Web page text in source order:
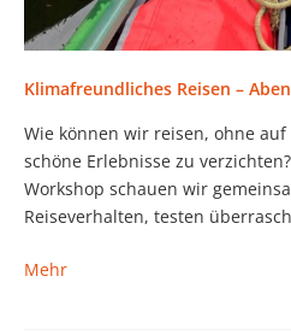
Klimafreundliches Reisen –
Wie können wir reisen, ohne
schöne Erlebnisse zu
Workshop schauen wir
Reiseverhalten, testen
Klimafreundliches
Mehr